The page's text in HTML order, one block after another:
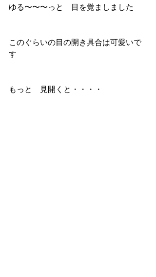
ゆる〜〜〜っと　目を覚ましました
このぐらいの目の開き具合は可愛いで
す
もっと　見開くと・・・・